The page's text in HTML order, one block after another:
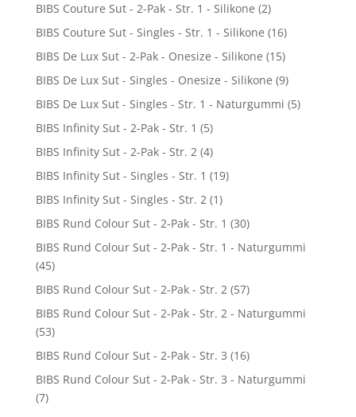
BIBS Couture Sut - 2-Pak - Str. 1 - Silikone (2)
BIBS Couture Sut - Singles - Str. 1 - Silikone (16)
BIBS De Lux Sut - 2-Pak - Onesize - Silikone (15)
BIBS De Lux Sut - Singles - Onesize - Silikone (9)
BIBS De Lux Sut - Singles - Str. 1 - Naturgummi (5)
BIBS Infinity Sut - 2-Pak - Str. 1 (5)
BIBS Infinity Sut - 2-Pak - Str. 2 (4)
BIBS Infinity Sut - Singles - Str. 1 (19)
BIBS Infinity Sut - Singles - Str. 2 (1)
BIBS Rund Colour Sut - 2-Pak - Str. 1 (30)
BIBS Rund Colour Sut - 2-Pak - Str. 1 - Naturgummi
(45)
BIBS Rund Colour Sut - 2-Pak - Str. 2 (57)
BIBS Rund Colour Sut - 2-Pak - Str. 2 - Naturgummi
(53)
BIBS Rund Colour Sut - 2-Pak - Str. 3 (16)
BIBS Rund Colour Sut - 2-Pak - Str. 3 - Naturgummi
(7)